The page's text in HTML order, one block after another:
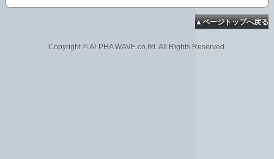
▲ページトップへ戻る
Copyright © ALPHA WAVE.co,ltd. All Rights Reserved.